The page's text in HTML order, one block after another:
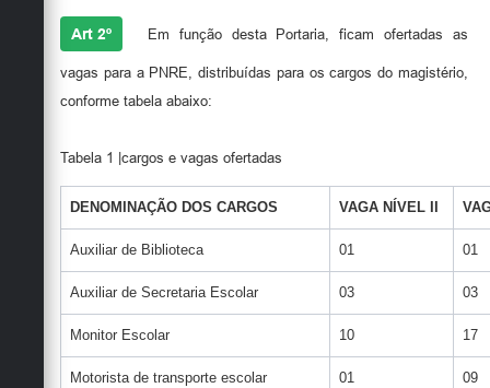
Art 2º Em função desta Portaria, ficam ofertadas as
vagas para a PNRE, distribuídas para os cargos do magistério,
conforme tabela abaixo:
Tabela 1 |cargos e vagas ofertadas
DENOMINAÇÃO DOS CARGOS VAGA NÍVEL II
Auxiliar de Biblioteca 01 01
Auxiliar de Secretaria Escolar 03 03
Monitor Escolar 10 17
Motorista de transporte escolar 01 09